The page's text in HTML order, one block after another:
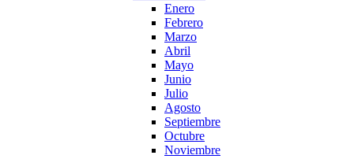
Enero
Febrero
Marzo
Abril
Mayo
Junio
Julio
Agosto
Septiembre
Octubre
Noviembre